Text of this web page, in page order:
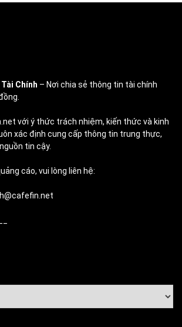
Chính – Nơi chia sẻ thông tin tài chính
với ý thức trách nhiệm, kiến thức và kinh
xác định cung cấp thông tin trung thực,
tin cậy.
cáo, vui lòng liên hệ: